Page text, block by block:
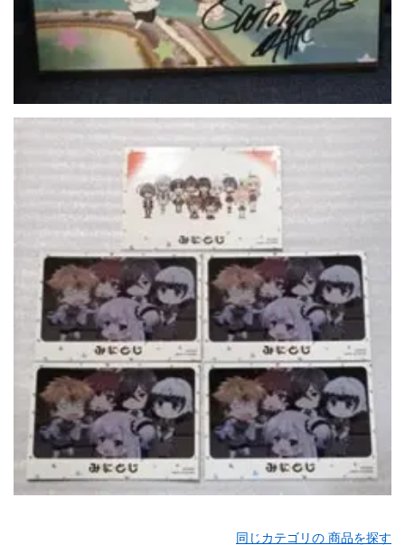
同じカテゴリの 商品を探す